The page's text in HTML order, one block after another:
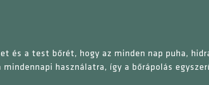
és a test bőrét, hogy az minden nap puha,
használatra, így a bőrápolás